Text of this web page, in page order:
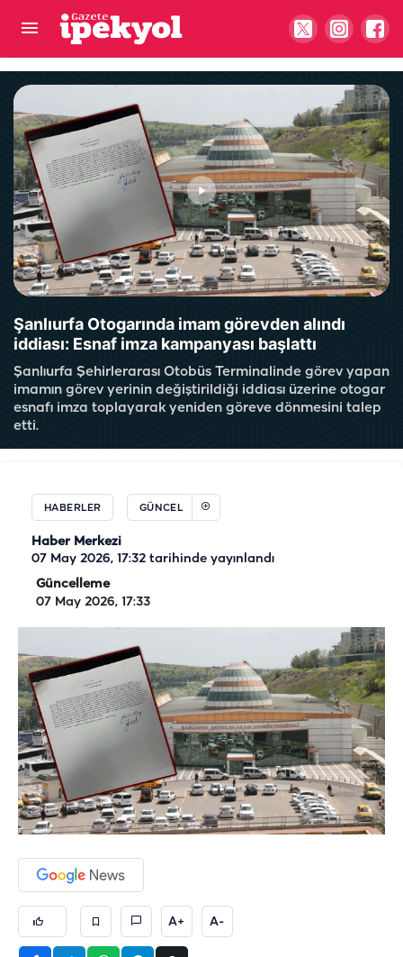
Şanlıurfa Otogarında imam görevden alındı
iddiası: Esnaf imza kampanyası başlattı
Şanlıurfa Şehirlerarası Otobüs Terminalinde görev yapan
imamın görev yerinin değiştirildiği iddiası üzerine otogar
esnafı imza toplayarak yeniden göreve dönmesini talep
etti.
HABERLER GÜNCEL
Haber Merkezi
07 May 2026, 17:32 tarihinde yayınlandı
Güncelleme
07 May 2026, 17:33
A+ A-
Belediyede aynı iş farklı ücret: İşçi ayrımcılığı
mecliste